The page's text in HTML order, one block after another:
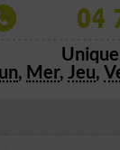
04
, Mer, Jeu,